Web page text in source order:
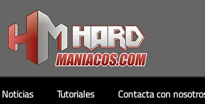
Noticias Tutoriales Contacta con